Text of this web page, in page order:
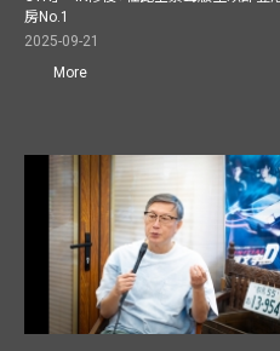
房No.1
2025-09-21
More